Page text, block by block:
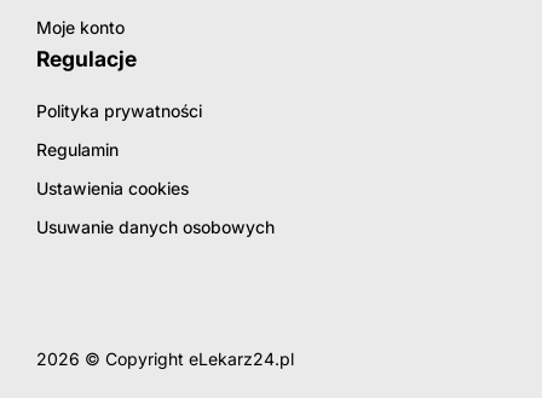
Moje konto
Regulacje
Polityka prywatności
Regulamin
Ustawienia cookies
Usuwanie danych osobowych
2026 © Copyright eLekarz24.pl